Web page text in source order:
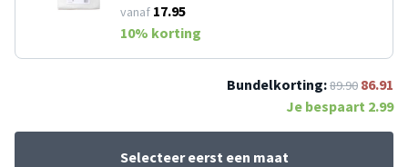
vanaf 17.95
10% korting
Bundelkorting:89.90 86.91
Je bespaart 2.99
Selecteer eerst een maat